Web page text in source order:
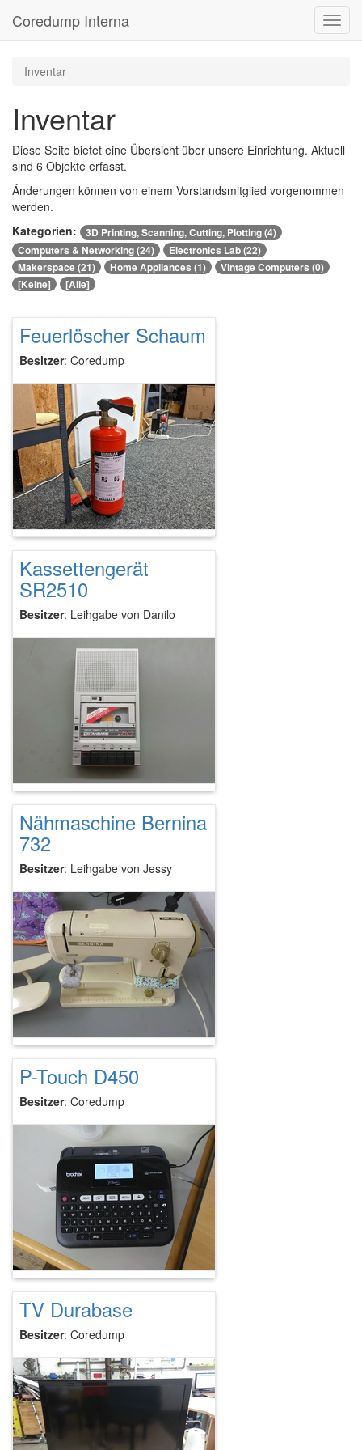
Coredump Interna
Inventar
Inventar
Diese Seite bietet eine Übersicht über unsere Einrichtung. Aktuell
sind 6 Objekte erfasst.
Änderungen können von einem Vorstandsmitglied vorgenommen
werden.
Kategorien:
3D Printing, Scanning, Cutting, Plotting (4)
Computers & Networking (24)
Electronics Lab (22)
Makerspace (21)
Home Appliances (1)
Vintage Computers (0)
[Keine]
[Alle]
Feuerlöscher Schaum
Besitzer: Coredump
Kassettengerät
SR2510
Besitzer: Leihgabe von Danilo
Nähmaschine Bernina
732
Besitzer: Leihgabe von Jessy
P-Touch D450
Besitzer: Coredump
TV Durabase
Besitzer: Coredump